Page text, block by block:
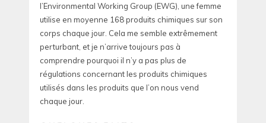
l’Environmental Working Group (EWG), une femme
utilise en moyenne 168 produits chimiques sur son
corps chaque jour. Cela me semble extrêmement
perturbant, et je n’arrive toujours pas à
comprendre pourquoi il n’y a pas plus de
régulations concernant les produits chimiques
utilisés dans les produits que l’on nous vend
chaque jour.